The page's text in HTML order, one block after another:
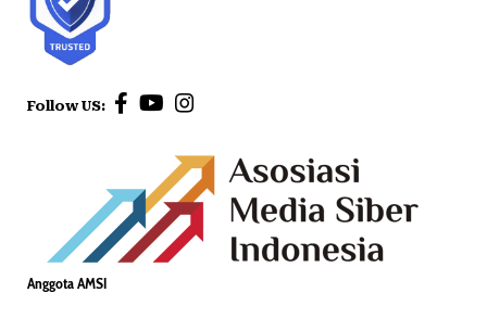
Follow US:
Anggota AMSI